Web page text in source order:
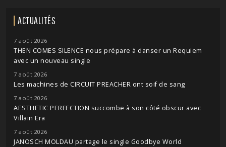
ACTUALITÉS
7 août 2026
THEN COMES SILENCE nous prépare à danser un Requiem
avec un nouveau single
7 août 2026
Les machines de CIRCUIT PREACHER ont soif de sang
7 août 2026
AESTHETIC PERFECTION succombe à son côté obscur avec
Villain Era
7 août 2026
JANOSCH MOLDAU partage le single Goodbye World